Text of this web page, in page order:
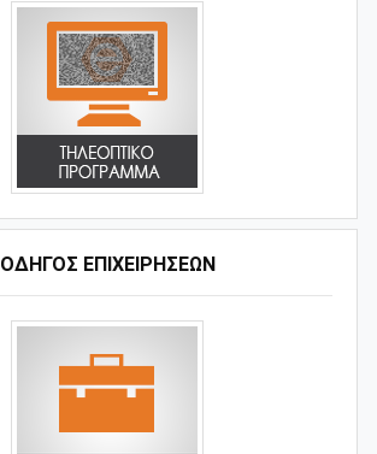
ΟΔΗΓΌΣ ΕΠΙΧΕΙΡΉΣΕΩΝ